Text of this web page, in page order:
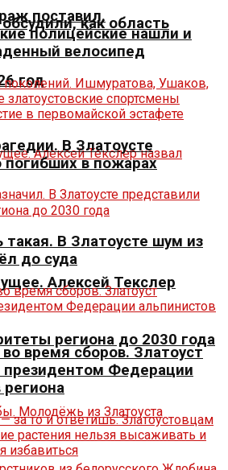
как область
год
Алексей Текслер
региона до 2030 года
поставил.
полицейские нашли и
велосипед
В Златоусте
погибших в пожарах
такая. В Златоусте шум из
до суда
время сборов. Златоуст
президентом Федерации
региона